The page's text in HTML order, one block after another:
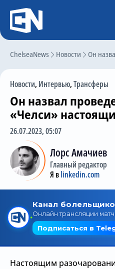
ChelseaNews Новости Он
Новости, Интервью,Трансферы
Он назвал
«Челси»
26.07.2023, 05:07
Лорс Амачиев
Главный редактор
Я вlinkedin.com
Настоящим
Регистрация
Главная
Трансферы
Слухи
История Челси
Статистика
Календарь игр
Состав команды
Поиск по сайту